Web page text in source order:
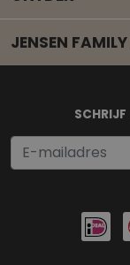
JENSEN
SCHRIJF